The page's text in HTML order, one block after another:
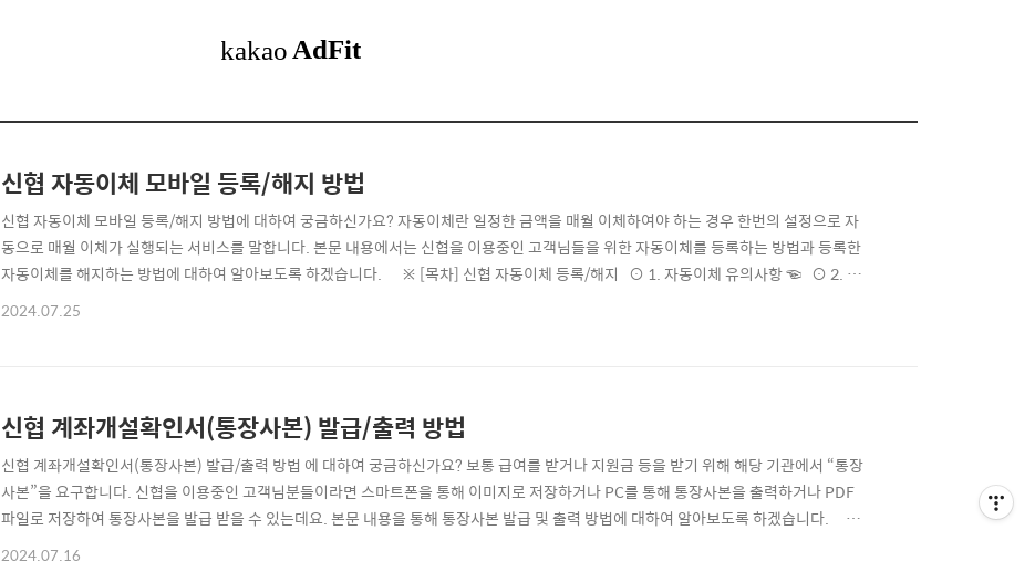
신협 자동이체 모바일 등록/해지 방법
신협 자동이체 모바일 등록/해지 방법에 대하여 궁금하신가요? 자동이체란 일정한 금액을 매월 이체하여야 하는 경우 한번의 설정으로 자
동으로 매월 이체가 실행되는 서비스를 말합니다. 본문 내용에서는 신협을 이용중인 고객님들을 위한 자동이체를 등록하는 방법과 등록한
자동이체를 해지하는 방법에 대하여 알아보도록 하겠습니다. ※ [목차] 신협 자동이체 등록/해지 ⊙ 1. 자동이체 유의사항 ☜ ⊙ 2. 자
동이체 등록하기 ☜ ⊙ 3. 자동이체 해지하기 ☜ 신협 자동이체 유의사항 ▶ 자동이체 유의사항 자동이체 등록/해지 절차는 직접 영업점
2024.07.25
신협 계좌개설확인서(통장사본) 발급/출력 방법
신협 계좌개설확인서(통장사본) 발급/출력 방법 에 대하여 궁금하신가요? 보통 급여를 받거나 지원금 등을 받기 위해 해당 기관에서 “통장
사본”을 요구합니다. 신협을 이용중인 고객님분들이라면 스마트폰을 통해 이미지로 저장하거나 PC를 통해 통장사본을 출력하거나 PDF
파일로 저장하여 통장사본을 발급 받을 수 있는데요. 본문 내용을 통해 통장사본 발급 및 출력 방법에 대하여 알아보도록 하겠습니다. ※
[목차] 신협 계좌개설확인서(통장사본) 발급/출력 ⊙ 1. 통장사본 발급 유의사항 ☜ ⊙ 2. 통장사본 모바일 발급방법 ☜ ⊙ 3. 통장사본
2024.07.16